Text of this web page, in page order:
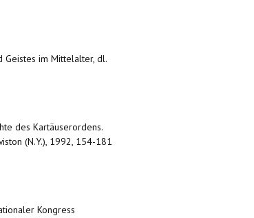
Geistes im Mittelalter, dl.
des Kartäuserordens.
(N.Y.), 1992, 154-181
Kongress